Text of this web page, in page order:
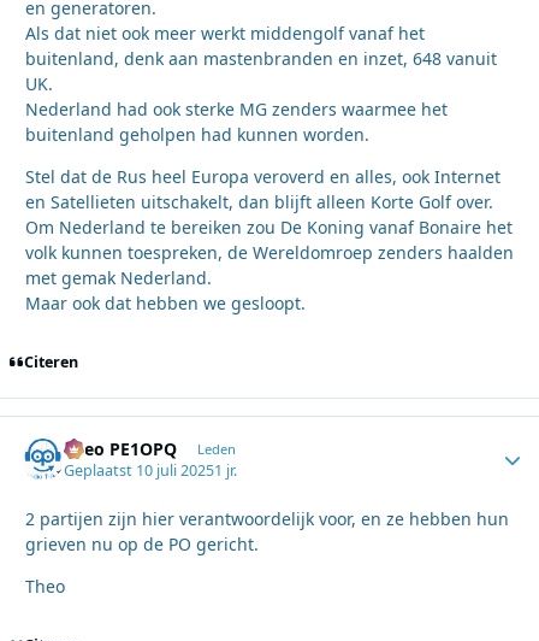
en generatoren.
Als dat niet ook meer werkt middengolf vanaf het
buitenland, denk aan mastenbranden en inzet, 648 vanuit
UK.
Nederland had ook sterke MG zenders waarmee het
buitenland geholpen had kunnen worden.
Stel dat de Rus heel Europa veroverd en alles, ook Internet
en Satellieten uitschakelt, dan blijft alleen Korte Golf over.
Om Nederland te bereiken zou De Koning vanaf Bonaire het
volk kunnen toespreken, de Wereldomroep zenders haalden
met gemak Nederland.
Maar ook dat hebben we gesloopt.
Citeren
Theo PE1OPQ Leden
Geplaatst 10 juli 20251 jr.
2 partijen zijn hier verantwoordelijk voor, en ze hebben hun
grieven nu op de PO gericht.
Theo